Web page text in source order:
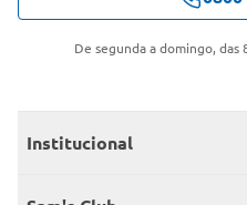
De segunda a domingo, das
Institucional
Quem somos